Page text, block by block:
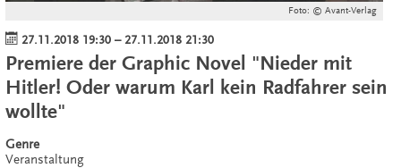
Foto: © Avant-Verlag
27.11.2018 19:30 – 27.11.2018 21:30
Premiere der Graphic Novel "Nieder mit
Hitler! Oder warum Karl kein Radfahrer sein
wollte"
Genre
Veranstaltung